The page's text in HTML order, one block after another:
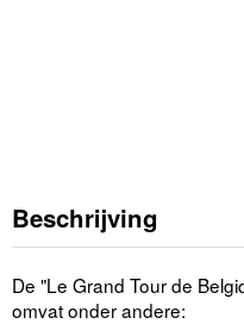
Beschrijving
De "Le Grand Tour de
omvat onder andere: